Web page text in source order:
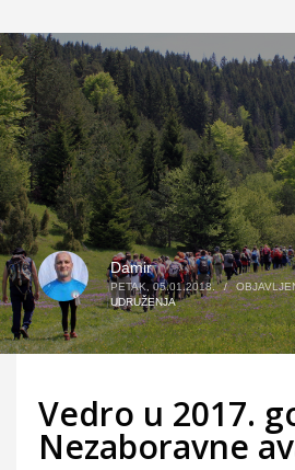
Damir
PETAK, 05.01.2018. /
UDRUŽENJA
Vedro u 2017.
Nezaboravne